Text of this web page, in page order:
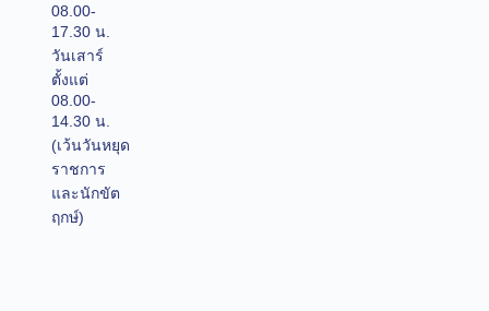
08.00-
17.30 น.
วันเสาร์
ตั้งแต่
08.00-
14.30 น.
(เว้นวันหยุด
ราชการ
และนักขัต
ฤกษ์)